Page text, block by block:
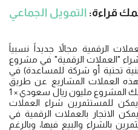
قراءة: التمويل الجماعي
الرقمية مجالاً جديداً نسبياً
"العملات الرقمية" في مشروع
تحتية أو شركة للمساعدة) في
العملات المشاريع عن طريق
تمويل مشاريعهم بها مثل (قد يملك المشروع مليون ريال سعودي × 1
للمستثمرين شراء العملات
الاتجار بالعملات الرقمية في
بالشراء والبيع فيها، وبالرغم